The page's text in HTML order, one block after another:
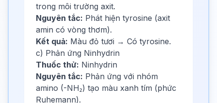
trong môi trường axit.
Nguyên tắc: Phát hiện tyrosine (axit
amin có vòng thơm).
Kết quả: Màu đỏ tươi → Có tyrosine.
c) Phản ứng Ninhydrin
Thuốc thử: Ninhydrin
Nguyên tắc: Phản ứng với nhóm
amino (-NH₂) tạo màu xanh tím (phức
Ruhemann).